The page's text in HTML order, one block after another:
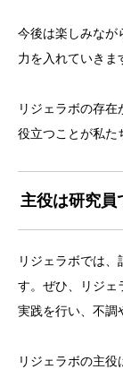
今後は楽しみなが
力を入れていきま
リジェラボの存
役立つことが私た
主役は研究員
リジェラボでは
す。ぜひ、リジェ
実践を行い、不調
リジェラボの主役